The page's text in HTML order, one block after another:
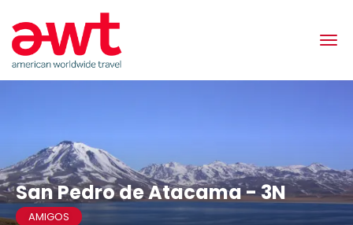
San Pedro de Atacama - 3N
AMIGOS